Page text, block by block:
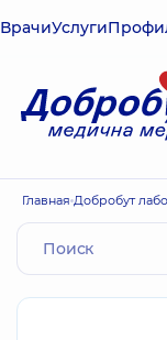
ВрачиУслуги
Главная Добробут